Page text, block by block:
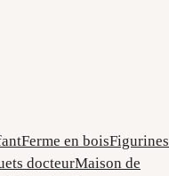
Ferme en boisFigurines
docteurMaison de